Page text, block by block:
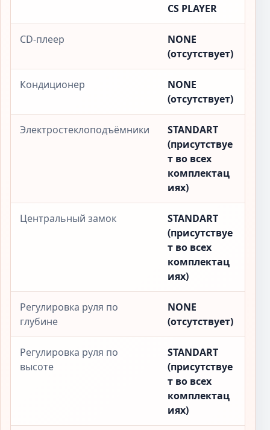
CS PLAYER
CD-плеер
NONE
(отсутствует)
Кондиционер
NONE
(отсутствует)
Электростеклоподъёмники
STANDART
(присутствуе
т во всех
комплектац
иях)
Центральный замок
STANDART
(присутствуе
т во всех
комплектац
иях)
Регулировка руля по
глубине
NONE
(отсутствует)
Регулировка руля по
высоте
STANDART
(присутствуе
т во всех
комплектац
иях)